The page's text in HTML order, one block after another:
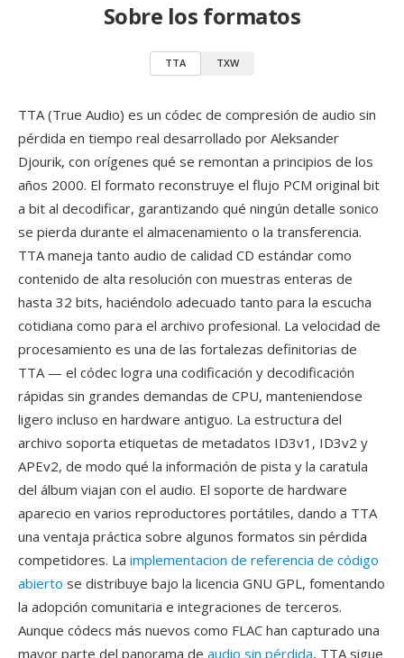
Sobre los formatos
TTA TXW
TTA (True Audio) es un códec de compresión de audio sin
pérdida en tiempo real desarrollado por Aleksander
Djourik, con orígenes qué se remontan a principios de los
años 2000. El formato reconstruye el flujo PCM original bit
a bit al decodificar, garantizando qué ningún detalle sonico
se pierda durante el almacenamiento o la transferencia.
TTA maneja tanto audio de calidad CD estándar como
contenido de alta resolución con muestras enteras de
hasta 32 bits, haciéndolo adecuado tanto para la escucha
cotidiana como para el archivo profesional. La velocidad de
procesamiento es una de las fortalezas definitorias de
TTA — el códec logra una codificación y decodificación
rápidas sin grandes demandas de CPU, manteniendose
ligero incluso en hardware antiguo. La estructura del
archivo soporta etiquetas de metadatos ID3v1, ID3v2 y
APEv2, de modo qué la información de pista y la caratula
del álbum viajan con el audio. El soporte de hardware
aparecio en varios reproductores portátiles, dando a TTA
una ventaja práctica sobre algunos formatos sin pérdida
competidores. La implementacion de referencia de código
abierto se distribuye bajo la licencia GNU GPL, fomentando
la adopción comunitaria e integraciones de terceros.
Aunque códecs más nuevos como FLAC han capturado una
mayor parte del panorama de audio sin pérdida, TTA sigue